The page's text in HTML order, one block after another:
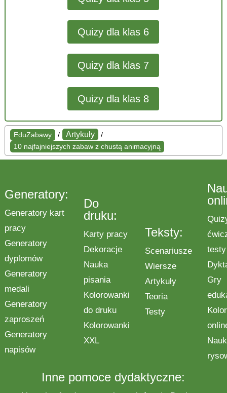
Quizy dla klas 6
Quizy dla klas 7
Quizy dla klas 8
EduZabawy / Artykuły
/
10 najfajniejszych zabaw z chustą animacyjną
Generatory:
Generatory kart
pracy
Generatory
dyplomów
Generatory
medali
Generatory
zaproszeń
Generatory
napisów
Do
druku:
Karty pracy
Dekoracje
Nauka
pisania
Kolorowanki
do druku
Kolorowanki
XXL
Teksty:
Scenariusze
Wiersze
Artykuły
Teoria
Testy
testy
Gry
Inne pomoce dydaktyczne: